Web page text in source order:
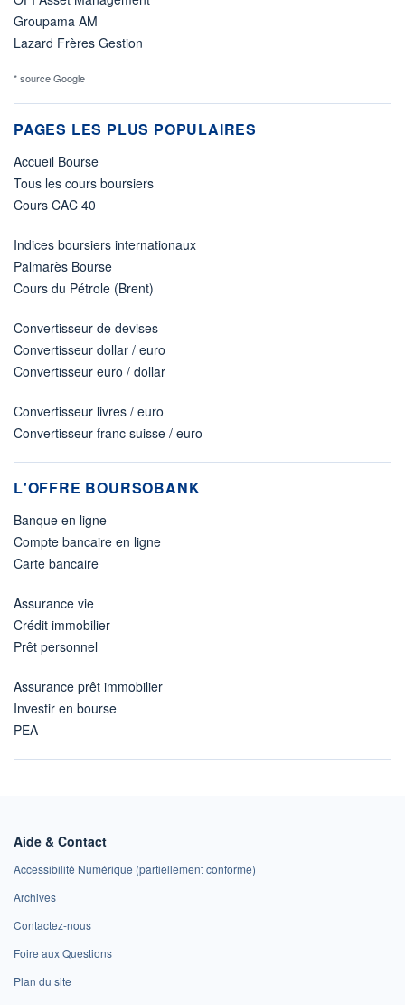
Groupama AM
Lazard Frères Gestion
* source Google
PAGES LES PLUS POPULAIRES
Accueil Bourse
Tous les cours boursiers
Cours CAC 40
Indices boursiers internationaux
Palmarès Bourse
Cours du Pétrole (Brent)
Convertisseur de devises
Convertisseur dollar / euro
Convertisseur euro / dollar
Convertisseur livres / euro
Convertisseur franc suisse / euro
L'OFFRE BOURSOBANK
Banque en ligne
Compte bancaire en ligne
Carte bancaire
Assurance vie
Crédit immobilier
Prêt personnel
Assurance prêt immobilier
Investir en bourse
PEA
Aide & Contact
Accessibilité Numérique (partiellement conforme)
Archives
Contactez-nous
Foire aux Questions
Plan du site